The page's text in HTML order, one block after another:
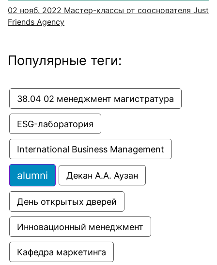
02 нояб. 2022 Мастер-классы от сооснователя Just
Friends Agency
Популярные теги:
38.04 02 менеджмент магистратура
ESG-лаборатория
International Business Management
alumni Декан А.А. Аузан
День открытых дверей
Инновационный менеджмент
Кафедра маркетинга